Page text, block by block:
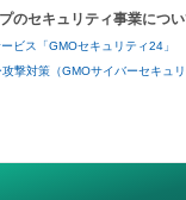
のセキュリティ事業につ
ビス「GMOセキュリティ24」
撃対策（GMOサイバーセキュリ